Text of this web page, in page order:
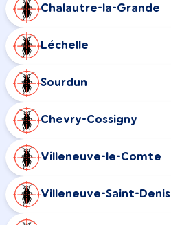
Chalautre-la-Grande
Léchelle
Sourdun
Chevry-Cossigny
Villeneuve-le-Comte
Villeneuve-Saint-Denis